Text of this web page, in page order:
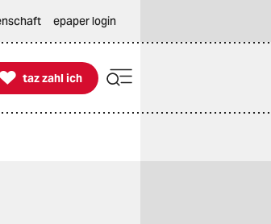
epaper login

taz zahl ich
taz zahl ich